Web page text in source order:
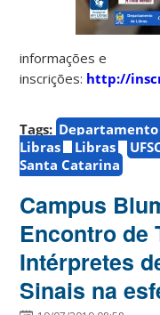
informações e
inscrições: http://
Tags:
Libras
Libras
Santa Catarina
Campus
Encontro de
Intérpretes
Sinais na